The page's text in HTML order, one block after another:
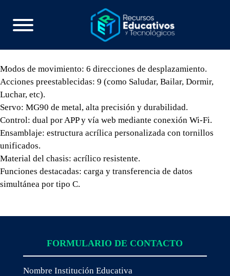
Modos de movimiento: 6 direcciones de desplazamiento.
Acciones preestablecidas: 9 (como Saludar, Bailar, Dormir,
Luchar, etc).
Servo: MG90 de metal, alta precisión y durabilidad.
Control: dual por APP y vía web mediante conexión Wi-Fi.
Ensamblaje: estructura acrílica personalizada con tornillos
unificados.
Material del chasis: acrílico resistente.
Funciones destacadas: carga y transferencia de datos
simultánea por tipo C.
FORMULARIO DE CONTACTO
Nombre Institución Educativa